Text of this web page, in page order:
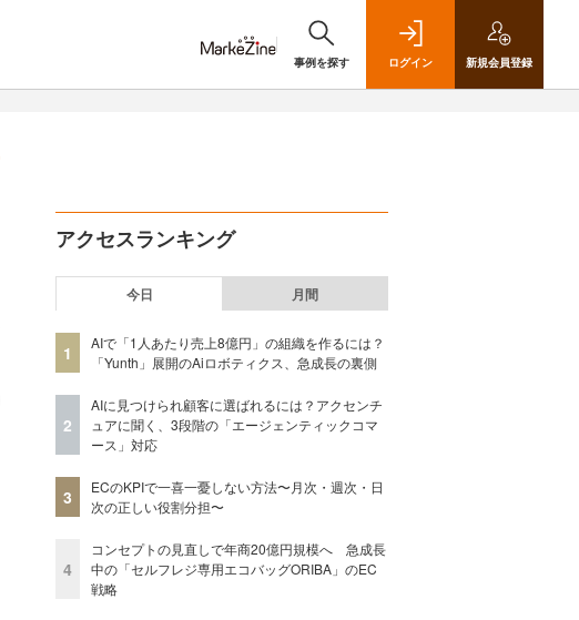
事例を探す ログイン 新規会員登録
アクセスランキング
今日 月間
1
AIで「1人あたり売上8億円」の組織を作るには？
「Yunth」展開のAiロボティクス、急成長の裏側
2
AIに見つけられ顧客に選ばれるには？アクセンチ
ュアに聞く、3段階の「エージェンティックコマ
ース」対応
3
ECのKPIで一喜一憂しない方法〜月次・週次・日
次の正しい役割分担〜
4
コンセプトの見直しで年商20億円規模へ 急成長
中の「セルフレジ専用エコバッグORIBA」のEC
戦略